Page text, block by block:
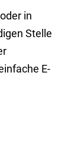
in
Stelle
E-